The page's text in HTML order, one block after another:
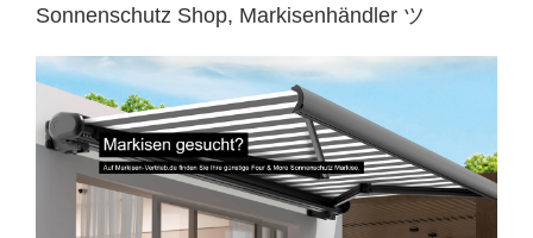
Sonnenschutz Shop, Markisenhändler ツ